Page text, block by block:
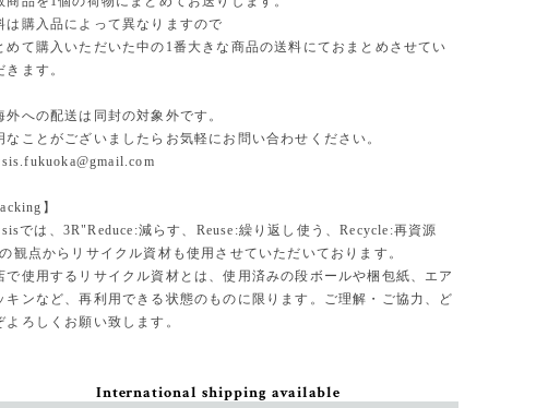
は購入品によって異なりますので
めて購入いただいた中の1番大きな商品の送料にておまとめさせてい
きます。
への配送は同封の対象外です。
なことがございましたらお気軽にお問い合わせください。
】
では、3R"Reduce:減らす、Reuse:繰り返し使う、Recycle:再資源
観点からリサイクル資材も使用させていただいております。
で使用するリサイクル資材とは、使用済みの段ボールや梱包紙、エア
キンなど、再利用できる状態のものに限ります。ご理解・ご協力、ど
よろしくお願い致します。
International shipping available